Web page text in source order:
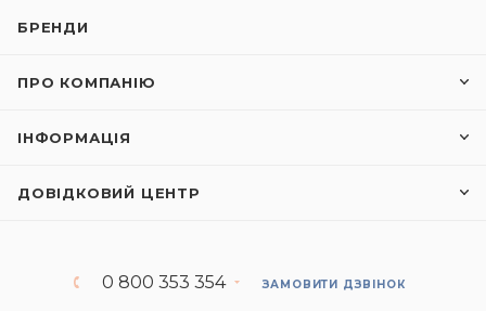
БРЕНДИ
ПРО КОМПАНІЮ
ІНФОРМАЦІЯ
ДОВІДКОВИЙ ЦЕНТР
0 800 353 354 ЗАМОВИТИ ДЗВІНОК